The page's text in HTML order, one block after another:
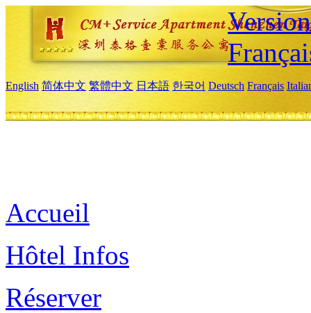
English 简体中文 繁體中文 日本語 한국어 Deutsch Français
Accueil
Hôtel Infos
Réserver